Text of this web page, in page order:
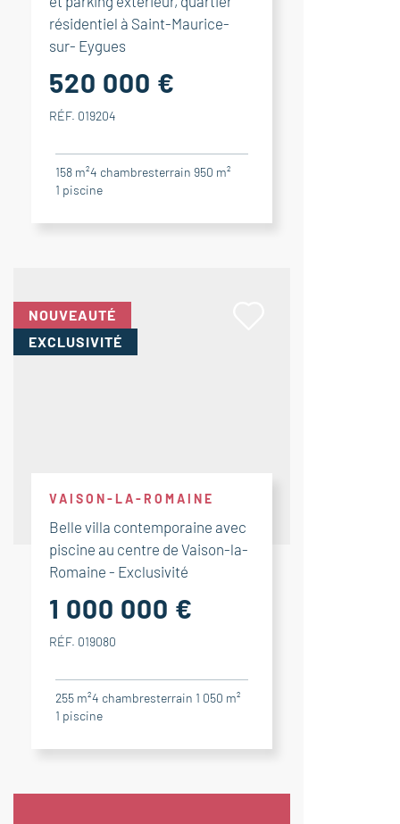
résidentiel à Saint-Maurice-
sur- Eygues
520 000 €
RÉF. 019204
158 m²4 chambresterrain 950 m²
1 piscine
NOUVEAUTÉ
EXCLUSIVITÉ
VAISON-LA-ROMAINE
Belle villa contemporaine avec
piscine au centre de Vaison-la-
Romaine - Exclusivité
1 000 000 €
RÉF. 019080
255 m²4 chambresterrain 1 050 m²
1 piscine